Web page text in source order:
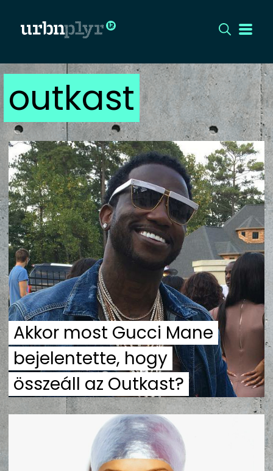
CÍMLAP
DIZÁJN
DIVAT
HIP
KULT
UTCA
ZENE
MÉDIAAJÁNLAT
IMPRESSZUM
PR-ARCHÍVUM
ADATKEZELÉSI TÁJÉKOZTATÓ
outkast
Akkor most Gucci Mane
bejelentette, hogy
összeáll az Outkast?